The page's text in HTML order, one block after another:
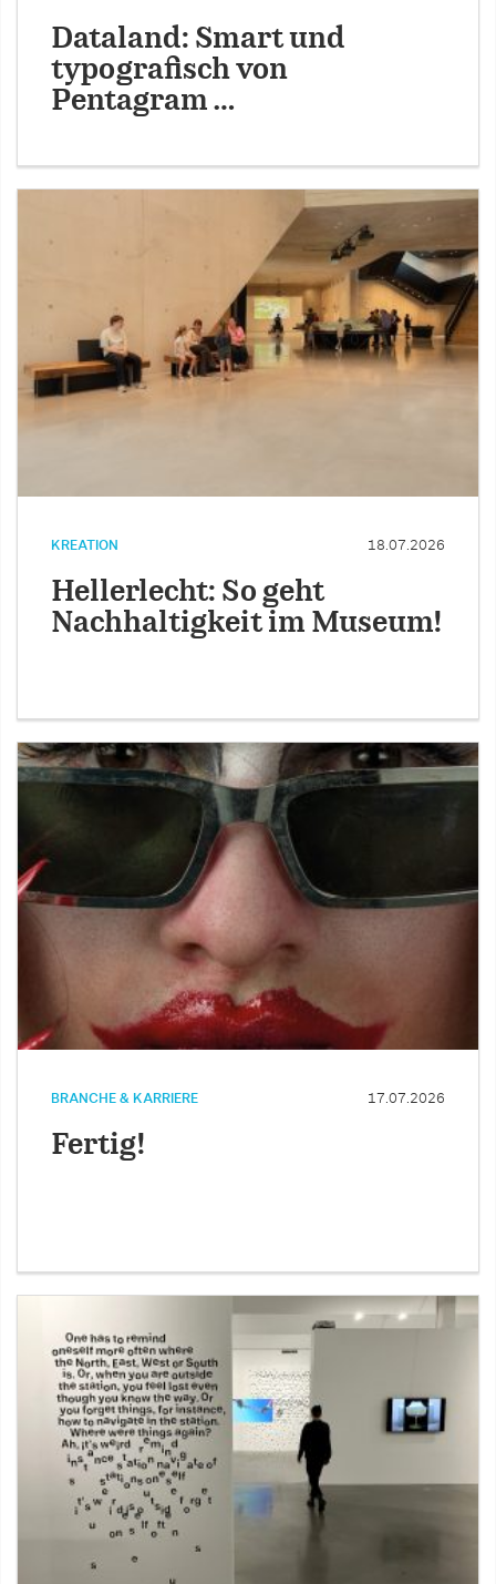
Dataland: Smart und
typografisch von
Pentagram …
KREATION 18.07.2026
Hellerlecht: So geht
Nachhaltigkeit im Museum!
BRANCHE & KARRIERE 17.07.2026
Fertig!